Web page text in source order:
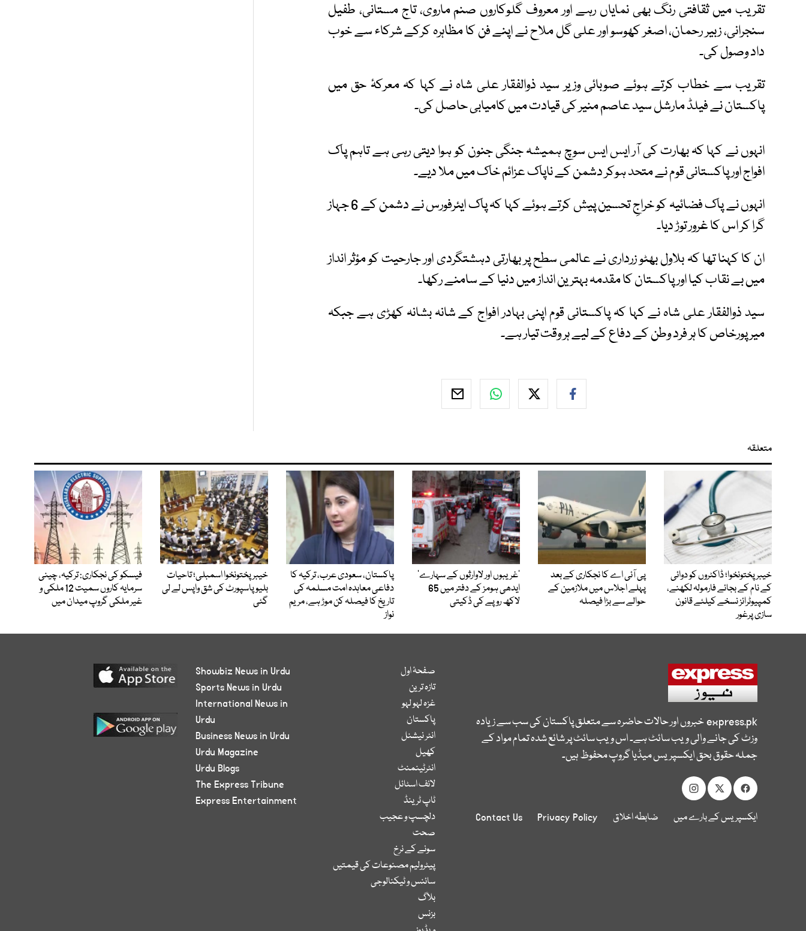
تقریب میں ثقافتی رنگ بھی نمایاں رہے اور معروف گلوکاروں صنم ماروی، تاج مستانی، طفیل
سنجرانی، زبیر رحمان، اصغر کھوسو اور علی گل ملاح نے اپنے فن کا مظاہرہ کرکے شرکاء سے خوب
داد وصول کی۔
تقریب سے خطاب کرتے ہوئے صوبائی وزیر سید ذوالفقار علی شاہ نے کہا کہ معرکۂ حق میں
پاکستان نے فیلڈ مارشل سید عاصم منیر کی قیادت میں کامیابی حاصل کی۔
انہوں نے کہا کہ بھارت کی آر ایس ایس سوچ ہمیشہ جنگی جنون کو ہوا دیتی رہی ہے تاہم پاک
افواج اور پاکستانی قوم نے متحد ہوکر دشمن کے ناپاک عزائم خاک میں ملا دیے۔
انہوں نے پاک فضائیہ کو خراجِ تحسین پیش کرتے ہوئے کہا کہ پاک ایئرفورس نے دشمن کے 6 جہاز
گرا کر اس کا غرور توڑ دیا۔
ان کا کہنا تھا کہ بلاول بھٹو زرداری نے عالمی سطح پر بھارتی دہشتگردی اور جارحیت کو مؤثر انداز
میں بے نقاب کیا اور پاکستان کا مقدمہ بہترین انداز میں دنیا کے سامنے رکھا۔
سید ذوالفقار علی شاہ نے کہا کہ پاکستانی قوم اپنی بہادر افواج کے شانہ بشانہ کھڑی ہے جبکہ
میرپورخاص کا ہر فرد وطن کے دفاع کے لیے ہر وقت تیار ہے۔
متعلقہ
خیبرپختونخوا؛ ڈاکٹروں کو دوائی
کے نام کے بجائے فارمولہ لکھنے،
کمپیوٹرائز نسخے کیلئے قانون
سازی پرغور
پی آئی اے کا نجکاری کے بعد
پہلے اجلاس میں ملازمین کے
حوالے سے بڑا فیصلہ
’غریبوں اور لاوارثوں کے سہارے‘
ایدھی ہومز کے دفتر میں 65
لاکھ روپے کی ڈکیتی
پاکستان، سعودی عرب، ترکیہ کا
دفاعی معاہدہ امت مسلمہ کی
تاریخ کا فیصلہ کن موڑ ہے، مریم
نواز
خیبرپختونخوا اسمبلی؛ تاحیات
بلیو پاسپورٹ کی شق واپس لے لی
گئی
فیسکو کی نجکاری: ترکیہ، چینی
سرمایہ کاروں سمیت 12 ملکی و
غیر ملکی گروپ میدان میں
express.pkخبروں اور حالات حاضرہ سے متعلق پاکستان کی سب سے زیادہ
وزٹ کی جانے والی ویب سائٹ ہے۔ اس ویب سائٹ پر شائع شدہ تمام مواد کے
جملہ حقوق بحق ایکسپریس میڈیا گروپ محفوظ ہیں۔
ایکسپریس کے بارے میں ضابطہ اخلاق Privacy Policy
Contact Us
صفحۂ اول
تازہ ترین
غزہ لہو لہو
پاکستان
انٹر نیشنل
کھیل
انٹرٹینمنٹ
لائف اسٹائل
ٹاپ ٹرینڈ
دلچسپ و عجیب
صحت
سونے کے نرخ
پیٹرولیم مصنوعات کی قیمتیں
سائنس و ٹیکنالوجی
بلاگ
بزنس
Showbiz News in Urdu
Sports News in Urdu
International News in
Urdu
Business News in Urdu
Urdu Magazine
Urdu Blogs
The Express Tribune
Express Entertainment